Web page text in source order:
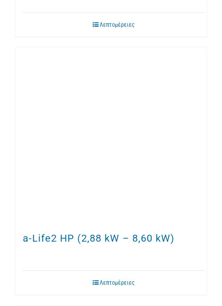
Λεπτομέρειες
a-Life2 HP (2,88 kW – 8,60 kW)
Λεπτομέρειες